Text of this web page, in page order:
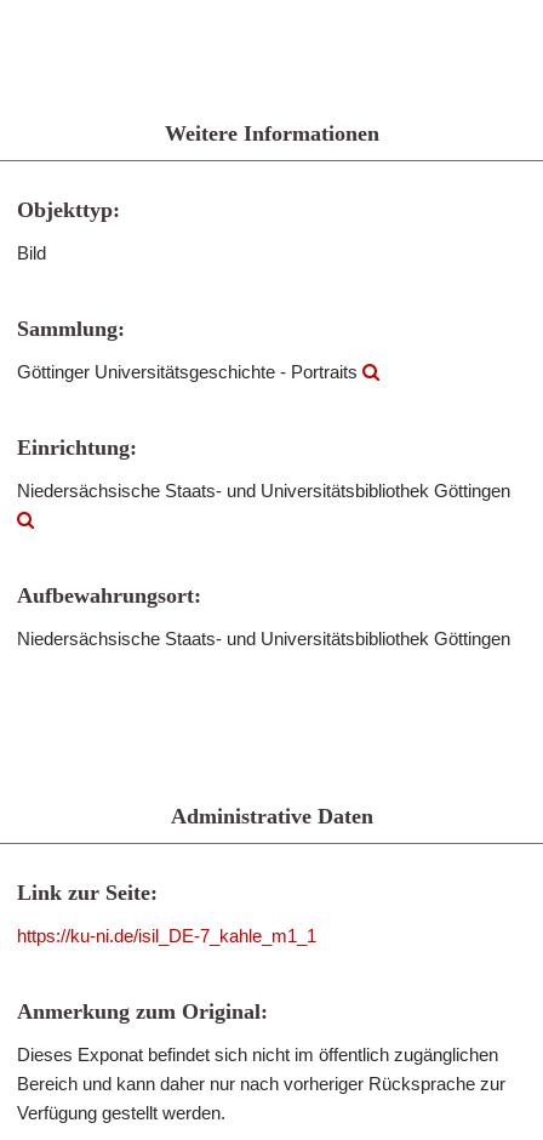
Weitere Informationen
Objekttyp:
Bild
Sammlung:
Göttinger Universitätsgeschichte - Portraits
Einrichtung:
Niedersächsische Staats- und Universitätsbibliothek Göttingen
Aufbewahrungsort:
Niedersächsische Staats- und Universitätsbibliothek Göttingen
Administrative Daten
Link zur Seite:
https://ku-ni.de/isil_DE-7_kahle_m1_1
Anmerkung zum Original:
Dieses Exponat befindet sich nicht im öffentlich zugänglichen
Bereich und kann daher nur nach vorheriger Rücksprache zur
Verfügung gestellt werden.